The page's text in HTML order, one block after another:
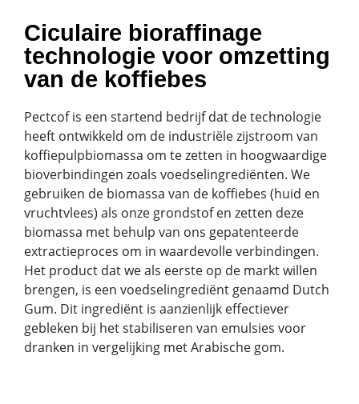
Ciculaire bioraffinage
technologie voor omzetting
van de koffiebes
Pectcof is een startend bedrijf dat de technologie
heeft ontwikkeld om de industriële zijstroom van
koffiepulpbiomassa om te zetten in hoogwaardige
bioverbindingen zoals voedselingrediënten. We
gebruiken de biomassa van de koffiebes (huid en
vruchtvlees) als onze grondstof en zetten deze
biomassa met behulp van ons gepatenteerde
extractieproces om in waardevolle verbindingen.
Het product dat we als eerste op de markt willen
brengen, is een voedselingrediënt genaamd Dutch
Gum. Dit ingrediënt is aanzienlijk effectiever
gebleken bij het stabiliseren van emulsies voor
dranken in vergelijking met Arabische gom.